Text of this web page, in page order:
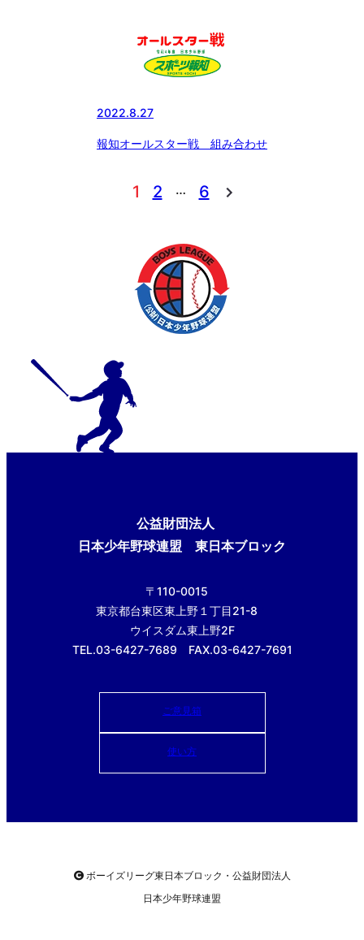
2022.8.27
報知オールスター戦 組み合わせ
1 2 … 6
公益財団法人
日本少年野球連盟 東日本ブロック
〒110-0015
東京都台東区東上野１丁目21-8
ウイスダム東上野2F
TEL.03-6427-7689 FAX.03-6427-7691
ご意見箱
使い方
ボーイズリーグ東日本ブロック・公益財団法人
日本少年野球連盟